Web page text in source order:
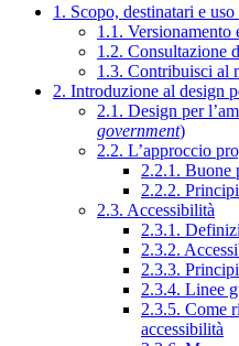
1. Scopo, destinatari e
1.1. Versionamento
1.2. Consultazione
1.3. Contribuisci al
2. Introduzione al design
2.1. Design per
government)
2.2. L’approccio
2.2.1. Buone
2.2.2. Principi
2.3. Accessibilità
2.3.1.
2.3.2.
2.3.3.
2.3.4. Linee
2.3.5. Come
accessibilità